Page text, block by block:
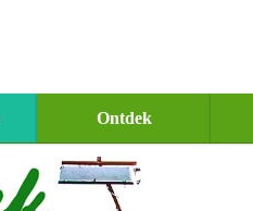
Ontdek